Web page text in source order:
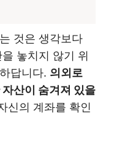
것은 생각보다
놓치지 않기 위
답니다. 의외로
산이 숨겨져 있을
신의 계좌를 확인